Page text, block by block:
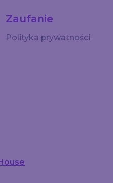
Zaufanie
Polityka prywatności